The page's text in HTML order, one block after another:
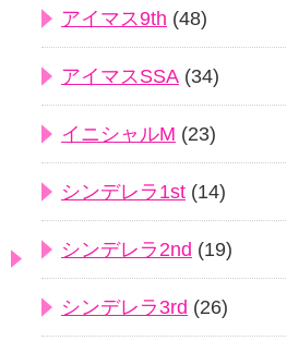
アイマス9th (48)
アイマスSSA (34)
イニシャルM (23)
シンデレラ1st (14)
シンデレラ2nd (19)
シンデレラ3rd (26)